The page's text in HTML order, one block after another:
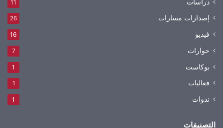
دراسات 11
إصدارات مسارات 26
فيديو 16
حوارات 7
بوكاست 1
فعاليات 1
ندوات 1
التصنيفات